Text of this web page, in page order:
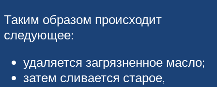
Таким образом происходит
следующее:
удаляется загрязненное масло;
затем сливается старое,